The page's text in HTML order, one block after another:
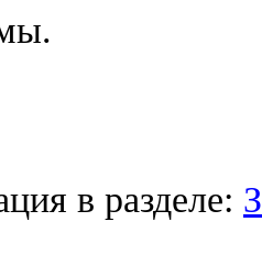
в разделе: